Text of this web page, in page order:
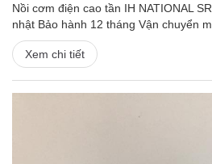
Nồi cơm điện cao tần IH NATIONAL
nhật Bảo hành 12 tháng Vận chuyển
Xem chi tiết